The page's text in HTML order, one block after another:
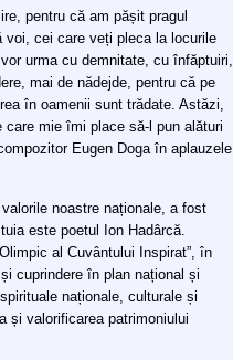
pentru că am pășit pragul
cei care veți pleca la locurile
urma cu demnitate, cu înfăptuiri,
mai de nădejde, pentru că pe
în oamenii sunt trădate. Astăzi,
mie îmi place să-l pun alături
Eugen Doga în aplauzele
noastre naționale, a fost
este poetul Ion Hadârcă.
al Cuvântului Inspirat”, în
cuprindere în plan național și
naționale, culturale și
și valorificarea patrimoniului